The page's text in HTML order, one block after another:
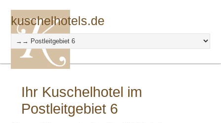
kuschelhotels.de
Ihr Kuschelhotel im
Postleitgebiet 6